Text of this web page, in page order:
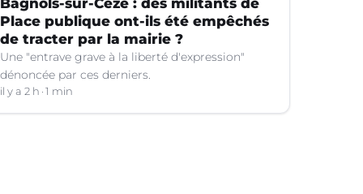
Bagnols-sur-Cèze : des militants de
Place publique ont-ils été empêchés
de tracter par la mairie ?
Une "entrave grave à la liberté d'expression"
dénoncée par ces derniers.
il y a 2 h 1 min